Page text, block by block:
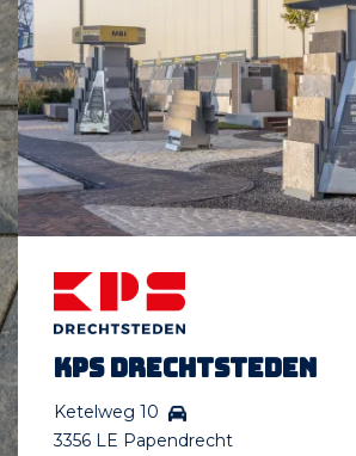
KPS Drechtsteden
Ketelweg 10
3356 LE Papendrecht